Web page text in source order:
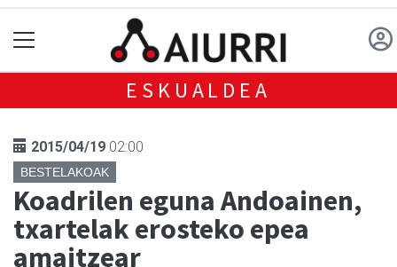
ESKUALDEA
2015/04/19 02:00
BESTELAKOAK
Koadrilen eguna Andoainen,
txartelak erosteko epea
amaitzear